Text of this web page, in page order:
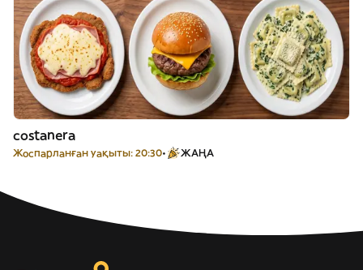
costanera
Жоспарланған уақыты: 20:30 ЖАҢА